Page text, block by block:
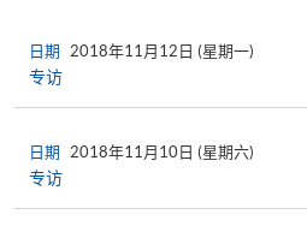
日期 2018年11月12日 (星期一)
专访
日期 2018年11月10日 (星期六)
专访